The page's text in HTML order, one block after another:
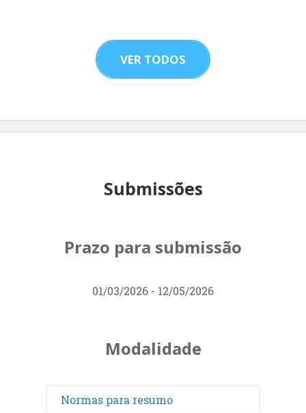
VER TODOS
Submissões
Prazo para submissão
01/03/2026 - 12/05/2026
Modalidade
Normas para resumo